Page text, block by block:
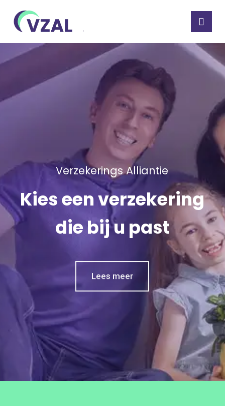
Verzekerings Alliantie
Kieseenverzekering
die biju past
Lees meer